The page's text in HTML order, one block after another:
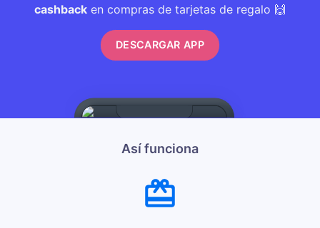
cashback en compras de tarjetas de regalo 🙌
DESCARGAR APP
Así funciona